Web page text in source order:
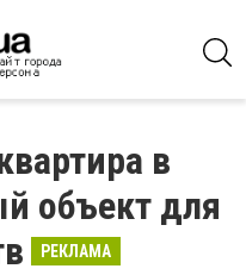
в
объект для
РЕКЛАМА